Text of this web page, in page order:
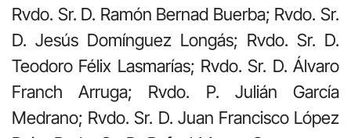
Rvdo. Sr. D. Ramón Bernad Buerba; Rvdo. Sr.
D. Jesús Domínguez Longás; Rvdo. Sr. D.
Teodoro Félix Lasmarías; Rvdo. Sr. D. Álvaro
Franch Arruga; Rvdo. P. Julián García
Medrano; Rvdo. Sr. D. Juan Francisco López